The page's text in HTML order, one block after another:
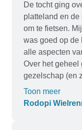
De tocht ging
platteland en de
om te fietsen.
was goed op de
alle aspecten
Over het
gezelschap (en
enige
maken met de
Toon meer
Rodopi